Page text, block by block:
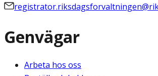
Genvägar
Arbeta hos oss